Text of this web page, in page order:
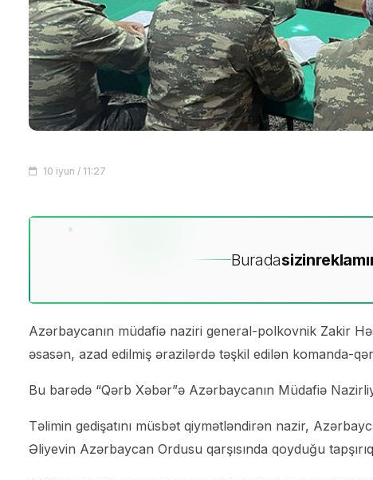
10 iyun / 11:27
Buradasizin
Azərbaycanın müdafiə naziri general-polkovnik Zakir
əsasən, azad edilmiş ərazilərdə təşkil edilən komanda-
Bu barədə “Qərb Xəbər”ə Azərbaycanın Müdafiə
Təlimin gedişatını müsbət qiymətləndirən nazir,
Əliyevin Azərbaycan Ordusu qarşısında qoyduğu